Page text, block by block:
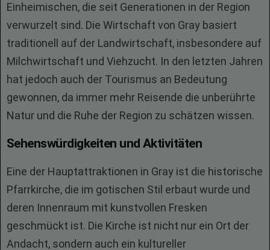
Einheimischen, die seit Generationen in der Region
verwurzelt sind. Die Wirtschaft von Gray basiert
traditionell auf der Landwirtschaft, insbesondere auf
Milchwirtschaft und Viehzucht. In den letzten Jahren
hat jedoch auch der Tourismus an Bedeutung
gewonnen, da immer mehr Reisende die unberührte
Natur und die Ruhe der Region zu schätzen wissen.
Sehenswürdigkeiten und Aktivitäten
Eine der Hauptattraktionen in Gray ist die historische
Pfarrkirche, die im gotischen Stil erbaut wurde und
deren Innenraum mit kunstvollen Fresken
geschmückt ist. Die Kirche ist nicht nur ein Ort der
Andacht, sondern auch ein kultureller